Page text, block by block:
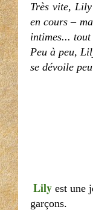
Très vite,
en cours –
intimes... tout
Peu à peu,
se dévoile
Lily est une
garçons.